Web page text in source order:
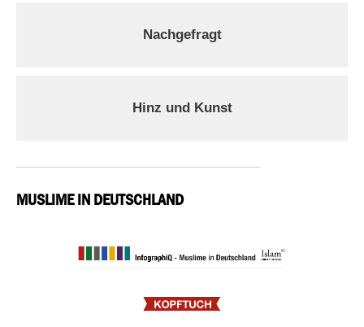
Nachgefragt
Hinz und Kunst
MUSLIME IN DEUTSCHLAND